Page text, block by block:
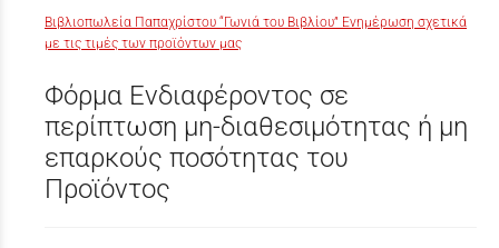
Βιβλιοπωλεία Παπαχρίστου “Γωνιά του Βιβλίου” Ενημέρωση σχετικά
με τις τιμές των προϊόντων μας
Φόρμα Ενδιαφέροντος σε
περίπτωση μη-διαθεσιμότητας ή μη
επαρκούς ποσότητας του
Προϊόντος